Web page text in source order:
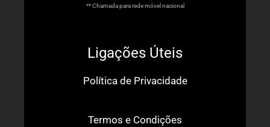
** Chamada para rede móvel nacional
Ligações Úteis
Política de Privacidade
Termos e Condições